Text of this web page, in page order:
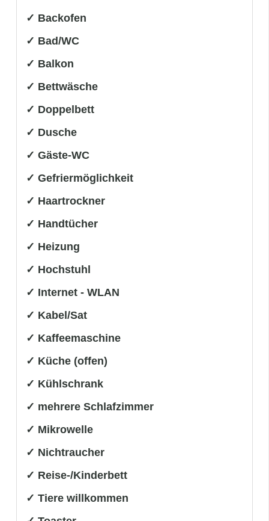
✓ Backofen
✓ Bad/WC
✓ Balkon
✓ Bettwäsche
✓ Doppelbett
✓ Dusche
✓ Gäste-WC
✓ Gefriermöglichkeit
✓ Haartrockner
✓ Handtücher
✓ Heizung
✓ Hochstuhl
✓ Internet - WLAN
✓ Kabel/Sat
✓ Kaffeemaschine
✓ Küche (offen)
✓ Kühlschrank
✓ mehrere Schlafzimmer
✓ Mikrowelle
✓ Nichtraucher
✓ Reise-/Kinderbett
✓ Tiere willkommen